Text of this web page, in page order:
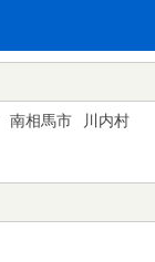
南相馬市
川内村